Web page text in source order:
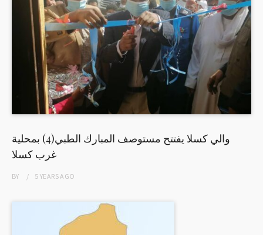
والي كسلا يفتتح مستوصف المبارك الطبي(4) بمحلية
غرب كسلا
BY 5 YEARSAGO